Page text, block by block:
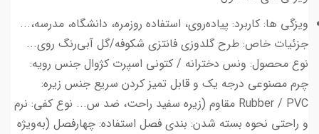
ویزگی ها: کاربرد: پیاده‌روی، استفاده روزمره، دانشگاه، مدرسه،...
جزئیات خاص: طرح گلدوزی فانتزی شکوفه/گل آبی‌رنگ روی...
نوع محصول: ونس دخترانه / کتونی اسپرت کژوال جنس رویه:
چرم مصنوعی درجه یک و قابل تمیز کردن سریع جنس زیره:
Rubber / PVC مقاوم (زیره سفید راحت، ضد س... نوع کفی: نرم
و راحتی نحوه بسته شدن: بندی فصل استفاده: چهارفصل (به‌ویژه